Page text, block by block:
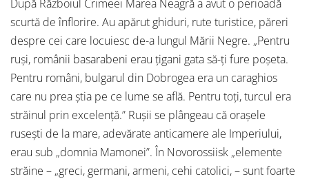
După Războiul Crimeei Marea Neagră a avut o perioadă
scurtă de înflorire. Au apărut ghiduri, rute turistice, păreri
despre cei care locuiesc de-a lungul Mării Negre. „Pentru
ruși, românii basarabeni erau țigani gata să-ți fure poșeta.
Pentru români, bulgarul din Dobrogea era un caraghios
care nu prea știa pe ce lume se află. Pentru toți, turcul era
străinul prin excelență.” Rușii se plângeau că orașele
rusești de la mare, adevărate anticamere ale Imperiului,
erau sub „domnia Mamonei”. În Novorossiisk „elemente
străine – „greci, germani, armeni, cehi catolici, – sunt foarte